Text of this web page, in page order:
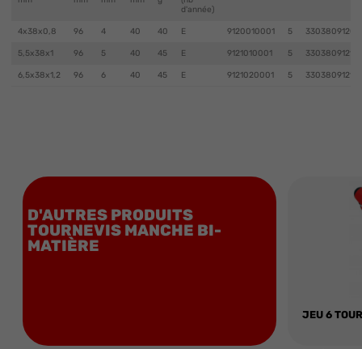
d'année)
4x38x0,8 96 4 40 40 E 9120010001 5
5,5x38x1 96 5 40 45 E 9121010001 5
6,5x38x1,2 96 6 40 45 E 9121020001 5
D'AUTRES PRODUITS
TOURNEVIS MANCHE BI-
MATIÈRE
JEU 6